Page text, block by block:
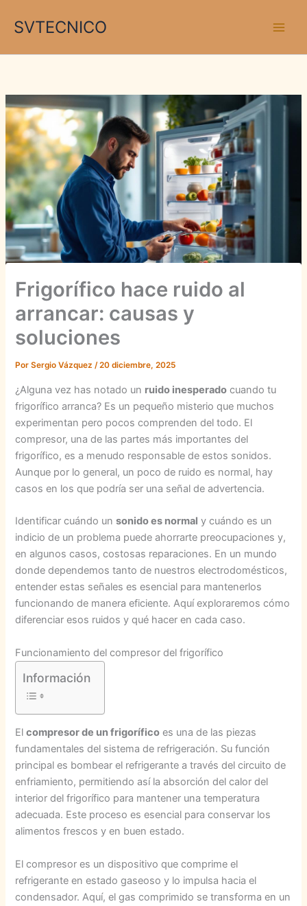
SVTECNICO
Frigorífico hace ruido al
arrancar: causas y
soluciones
PorSergio Vázquez/20 diciembre, 2025
¿Alguna vez has notado un ruido inesperado cuando tu
frigorífico arranca? Es un pequeño misterio que muchos
experimentan pero pocos comprenden del todo. El
compresor, una de las partes más importantes del
frigorífico, es a menudo responsable de estos sonidos.
Aunque por lo general, un poco de ruido es normal, hay
casos en los que podría ser una señal de advertencia.
Identificar cuándo unsonido es normal y cuándo es un
indicio de un problema puede ahorrarte preocupaciones y,
en algunos casos, costosas reparaciones. En un mundo
donde dependemos tanto de nuestros electrodomésticos,
entender estas señales es esencial para mantenerlos
funcionando de manera eficiente. Aquí exploraremos cómo
diferenciar esos ruidos y qué hacer en cada caso.
Funcionamiento del compresor del frigorífico
Información
Elcompresor de un frigorífico es una de las piezas
fundamentales del sistema de refrigeración. Su función
principal es bombear el refrigerante a través del circuito de
enfriamiento, permitiendo así la absorción del calor del
interior del frigorífico para mantener una temperatura
adecuada. Este proceso es esencial para conservar los
alimentos frescos y en buen estado.
El compresor es un dispositivo que comprime el
refrigerante en estado gaseoso y lo impulsa hacia el
condensador. Aquí, el gas comprimido se transforma en un